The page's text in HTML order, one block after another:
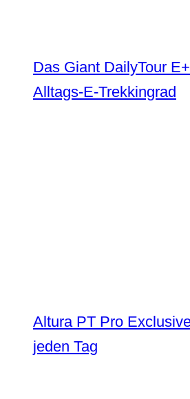
Das Giant DailyTour
Alltags-E-Trekkingrad
Altura PT Pro
jeden Tag